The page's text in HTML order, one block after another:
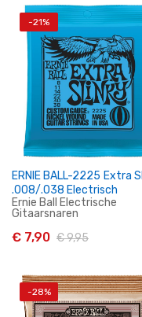
In Winkelwagen
-21%
In Winkelwagen
ERNIE BALL-2225 Extra Slinky
.008/.038 Electrisch
Ernie Ball Electrische
Gitaarsnaren
€ 7,90 € 9,95
-28%